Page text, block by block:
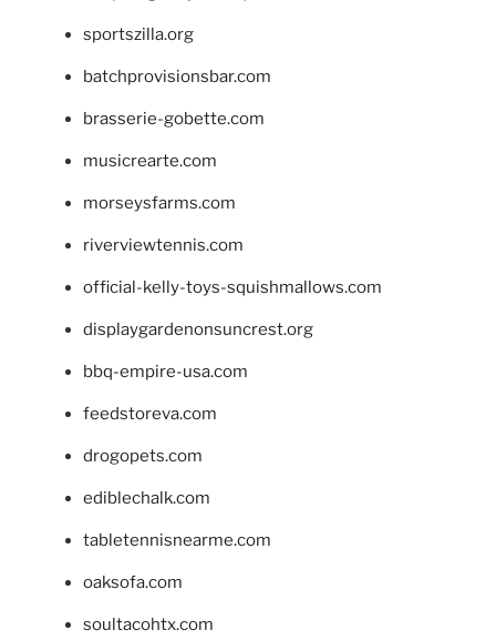
sportszilla.org
batchprovisionsbar.com
brasserie-gobette.com
musicrearte.com
morseysfarms.com
riverviewtennis.com
official-kelly-toys-squishmallows.com
displaygardenonsuncrest.org
bbq-empire-usa.com
feedstoreva.com
drogopets.com
ediblechalk.com
tabletennisnearme.com
oaksofa.com
soultacohtx.com